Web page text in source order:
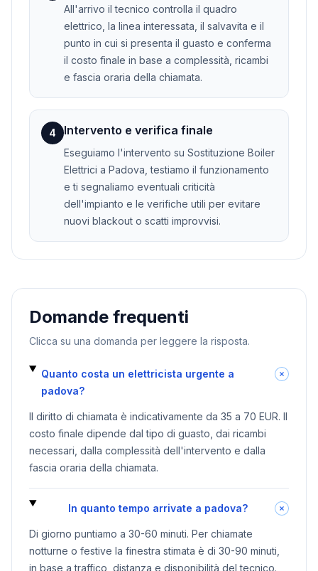
All'arrivo il tecnico controlla il quadro
elettrico, la linea interessata, il salvavita e il
punto in cui si presenta il guasto e conferma
il costo finale in base a complessità, ricambi
e fascia oraria della chiamata.
4 Intervento e verifica finale
Eseguiamo l'intervento su Sostituzione Boiler
Elettrici a Padova, testiamo il funzionamento
e ti segnaliamo eventuali criticità
dell'impianto e le verifiche utili per evitare
nuovi blackout o scatti improvvisi.
Domande frequenti
Clicca su una domanda per leggere la risposta.
Quanto costa un elettricista urgente a
padova?
Il diritto di chiamata è indicativamente da 35 a 70 EUR. Il
costo finale dipende dal tipo di guasto, dai ricambi
necessari, dalla complessità dell'intervento e dalla
fascia oraria della chiamata.
In quanto tempo arrivate a padova?
Di giorno puntiamo a 30-60 minuti. Per chiamate
notturne o festive la finestra stimata è di 30-90 minuti,
in base a traffico, distanza e disponibilità del tecnico.